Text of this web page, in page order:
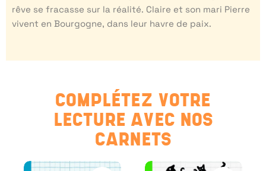
rêve se fracasse sur la réalité. Claire et son mari Pierre
vivent en Bourgogne, dans leur havre de paix.
COMPLÉTEZ VOTRE
LECTURE AVEC NOS
CARNETS